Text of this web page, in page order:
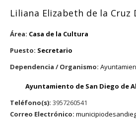
Liliana Elizabeth de la Cruz
Área: Casa de la Cultura
Puesto: Secretario
Dependencia / Organismo:
Ayuntamiento de San Diego de
Teléfono(s): 3957260541
Correo Electrónico: